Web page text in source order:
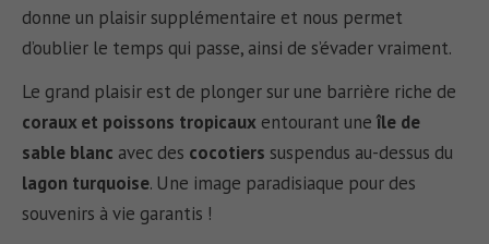
donne un plaisir supplémentaire et nous permet
d’oublier le temps qui passe, ainsi de s’évader vraiment.
Le grand plaisir est de plonger sur une barrière riche de
coraux et poissons tropicaux entourant uneîle de
sable blanc avec des cocotiers suspendus au-dessus du
lagon turquoise. Une image paradisiaque pour des
souvenirs à vie garantis !